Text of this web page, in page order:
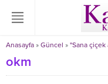
Anasayfa » Güncel » "Sana çiçek
okm